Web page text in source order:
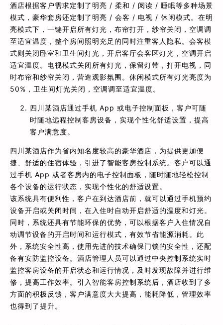
酒店根据客户需求定制了明亮 / 柔和 / 阅读 / 睡眠等多种场景
模式，豪华套房还定制了明亮 / 会客 / 电视 / 休闲模式。在明
亮模式下，一键开启所有灯光，布帘打开，纱帘关闭，空调调
至适宜温度，整个房间照明充足的同时注重客人隐私。会客模
式则关闭卧室和卫生间灯光，开启客厅会客区灯光，空调开启
适宜温度。电视模式关闭所有灯光，保留灯带，打开电视，同
时布帘和纱帘关闭，营造观影氛围。休闲模式所有灯光亮度为
50%，卫生间灯光关闭，空调调至适宜温度。
四川某酒店通过手机 App 或电子控制面板，客户可随
时随地远程控制客房设备，实现个性化舒适设置，提高
客户满意度。
四川某酒店作为省内知名度较高的豪华酒店，为提供更加便
捷、舒适的住宿体验，引进了智能客房控制系统。客户可以通
过手机 App 或者客房内的电子控制面板，随时随地轻松控制
各个设备的运行状态，实现个性化的舒适设置。
该系统具有便利性，客户在到达酒店前，就可以通过手机预约
设备开启或关闭时间，在入住时自动开启舒适的温度和灯光。
同时，系统还具有节能环保的优势，可以根据客户入住情况自
动调节设备的开启时间和运行模式，有效节省能源消耗。此
外，系统安全性高，使用先进的技术确保门锁的安全性，还配
备有安防监控设备。酒店管理人员可以通过中央控制系统实时
监控客房设备的开启状态和运行情况，及时发现故障并进行维
修，提高工作效率。引入智能客房控制系统后，酒店收到了多
方面的积极反馈，客户满意度大大提高，能耗降低，管理效率
也得到了提升。